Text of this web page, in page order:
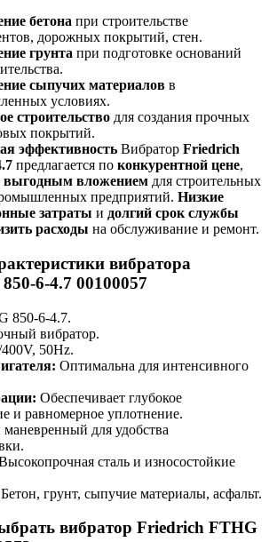
бетона при строительстве
дорожных покрытий, стен.
грунта при подготовке оснований
сыпучих материалов в
условиях.
строительство для создания прочных
покрытий.
эффективность Вибратор Friedrich
предлагается по конкурентной цене,
выгодным вложением для строительных
предприятий. Низкие
затраты и долгий срок службы
расходы на обслуживание и ремонт.
вибратора
6-4.7 00100057
850-6-4.7.
вибратор.
50Hz.
Оптимальна для интенсивного
Обеспечивает глубокое
и равномерное уплотнение.
для удобства
сталь и износостойкие
Бетон, грунт, сыпучие материалы, асфальт.
вибратор Friedrich FTHG